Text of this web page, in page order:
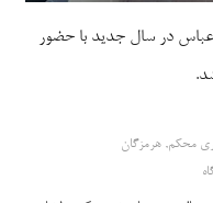
در سال جدید با حضور
محکم,هرمزگان